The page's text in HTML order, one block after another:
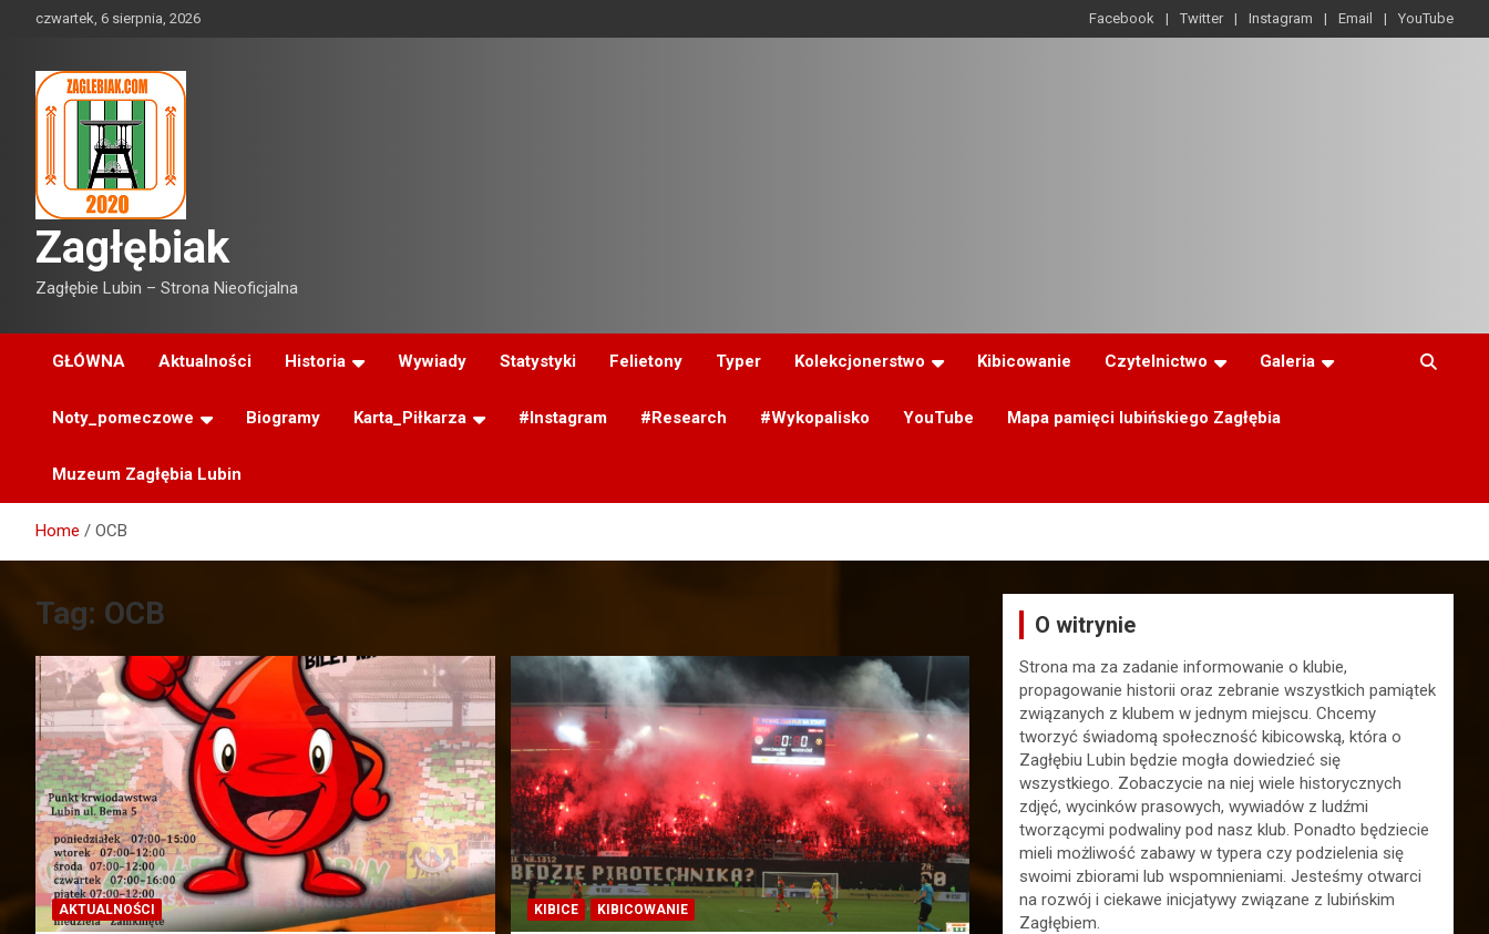
czwartek, 6 sierpnia, 2026 Facebook Twitter Instagram Email YouTube
Zagłębiak
Zagłębie Lubin – Strona Nieoficjalna
GŁÓWNA Aktualności Historia Wywiady Statystyki Felietony Typer Kolekcjonerstwo Kibicowanie Czytelnictwo Galeria
Noty_pomeczowe Biogramy Karta_Piłkarza #Instagram #Research #Wykopalisko YouTube Mapa pamięci lubińskiego Zagłębia
Muzeum Zagłębia Lubin
Home OCB
Tag: OCB
AKTUALNOŚCI KIBICE KIBICOWANIE
O witrynie
Strona ma za zadanie informowanie o klubie,
propagowanie historii oraz zebranie wszystkich pamiątek
związanych z klubem w jednym miejscu. Chcemy
tworzyć świadomą społeczność kibicowską, która o
Zagłębiu Lubin będzie mogła dowiedzieć się
wszystkiego. Zobaczycie na niej wiele historycznych
zdjęć, wycinków prasowych, wywiadów z ludźmi
tworzącymi podwaliny pod nasz klub. Ponadto będziecie
mieli możliwość zabawy w typera czy podzielenia się
swoimi zbiorami lub wspomnieniami. Jesteśmy otwarci
na rozwój i ciekawe inicjatywy związane z lubińskim
Zagłębiem.